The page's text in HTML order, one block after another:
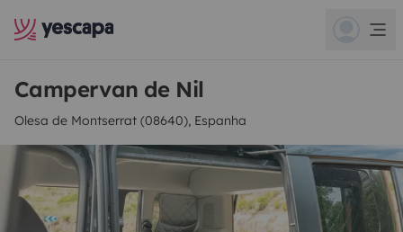
Campervan de Nil
Olesa de Montserrat (08640), Espanha